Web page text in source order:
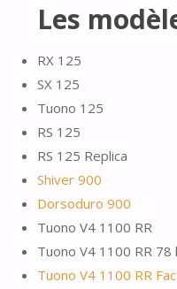
Les
RX 125
SX 125
Tuono 125
RS 125
RS 125 Replica
Shiver 900
Dorsoduro 900
Tuono V4 1100 RR
Tuono V4 1100 RR 78
Tuono V4 1100 RR